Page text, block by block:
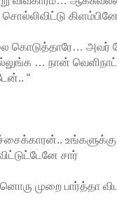
சொல்லிவிட்டு
கொடுத்தாரே… அவர்
… நான்
“
உங்களுக்கு
சார்
முறை பார்த்தா